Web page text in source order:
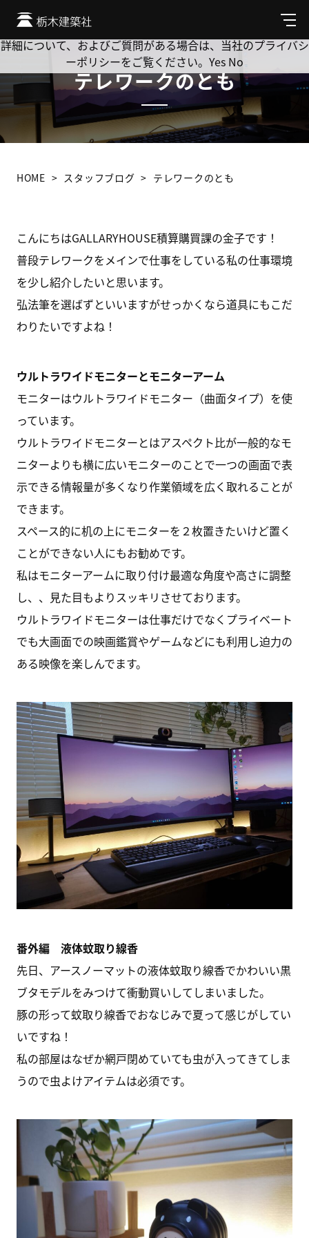
メ
ニ
ュ
テレワークのとも
HOME スタッフブログ テレワークのとも
こんにちはGALLARYHOUSE積算購買課の金子です！
普段テレワークをメインで仕事をしている私の仕事環境
を少し紹介したいと思います。
弘法筆を選ばずといいますがせっかくなら道具にもこだ
わりたいですよね！
ウルトラワイドモニターとモニターアーム
モニターはウルトラワイドモニター（曲面タイプ）を使
っています。
ウルトラワイドモニターとはアスペクト比が一般的なモ
ニターよりも横に広いモニターのことで一つの画面で表
示できる情報量が多くなり作業領域を広く取れることが
できます。
スペース的に机の上にモニターを２枚置きたいけど置く
ことができない人にもお勧めです。
私はモニターアームに取り付け最適な角度や高さに調整
し、、見た目もよりスッキリさせております。
ウルトラワイドモニターは仕事だけでなくプライベート
でも大画面での映画鑑賞やゲームなどにも利用し迫力の
ある映像を楽しんでます。
番外編 液体蚊取り線香
先日、アースノーマットの液体蚊取り線香でかわいい黒
ブタモデルをみつけて衝動買いしてしまいました。
豚の形って蚊取り線香でおなじみで夏って感じがしてい
いですね！
私の部屋はなぜか網戸閉めていても虫が入ってきてしま
うので虫よけアイテムは必須です。
Cookie を使用して、お客様の活動を追跡してもよろしいです
か? 当社ではお客様のプライバシーを極めて重視しています。
詳細について、およびご質問がある場合は、当社のプライバシ
ーポリシーをご覧ください。 Yes No